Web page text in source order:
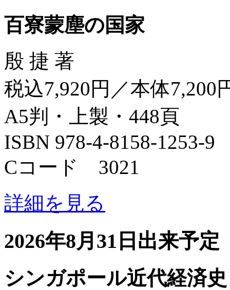
百寮蒙塵の国家
殷 捷 著
税込7,920円／本体7,200
A5判・上製・448頁
ISBN 978-4-8158-1253-9
Cコード 3021
詳細を見る
2026年8月31日出来予定
シンガポール近代経済史